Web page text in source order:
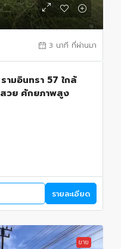
3 นาที ที่ผ่านมา
ามอินทรา 57 ใกล้
วย ศักยภาพสูง
รายละเอียด
ขาย